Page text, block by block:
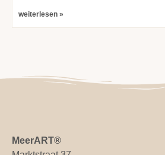
weiterlesen »
MeerART®